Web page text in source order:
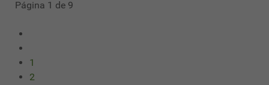
Página 1 de 9
1
2